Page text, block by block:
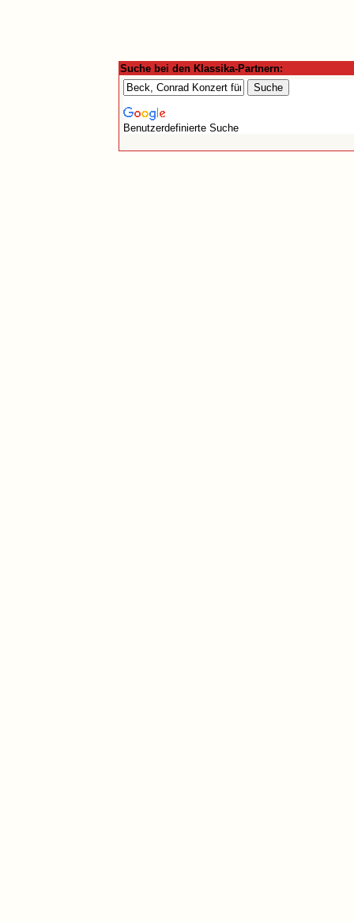
Suche bei den Klassika-Partnern:
Benutzerdefinierte Suche